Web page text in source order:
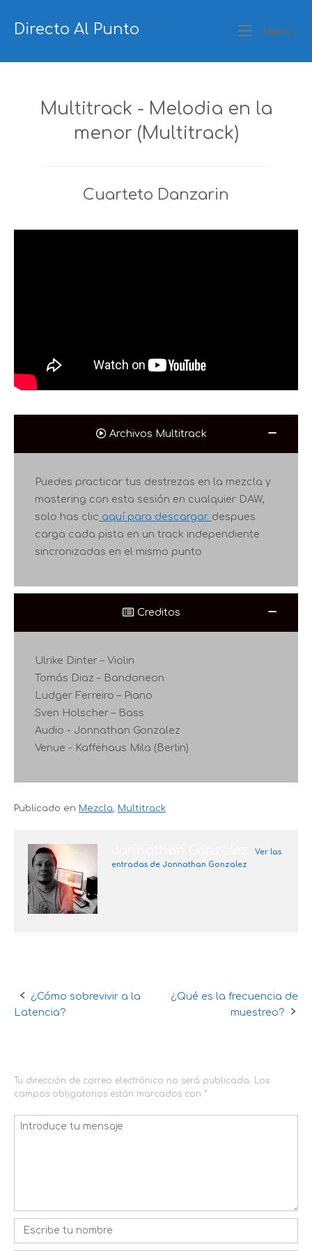
Directo Al Punto Menú
Multitrack - Melodia en la
menor (Multitrack)
Cuarteto Danzarin
Archivos Multitrack
Puedes practicar tus destrezas en la mezcla y
mastering con esta sesión en cualquier DAW,
solo has clic aquí para descargar. despues
carga cada pista en un track independiente
sincronizadas en el mismo punto
Creditos
Ulrike Dinter – Violin
Tomás Diaz – Bandoneon
Ludger Ferreiro – Piano
Sven Holscher – Bass
Audio - Jonnathan Gonzalez
Venue - Kaffehaus Mila (Berlin)
Publicado en Mezcla Multitrack
Ver las
entradas de Jonnathan Gonzalez
Navegación
entrada
¿Cómo sobrevivir a la
Latencia?
¿Qué es la frecuencia de
muestreo?
Tu dirección de correo electrónico no será publicada.
Los
campos obligatorios están marcados con *
Comentario
Nombre
*